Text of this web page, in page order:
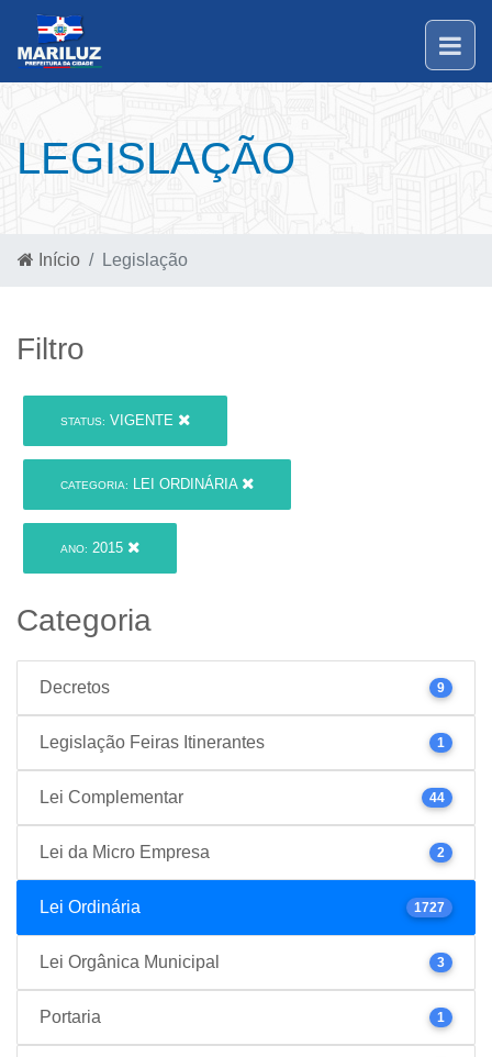
LEGISLAÇÃO
Início Legislação
Filtro
STATUS: VIGENTE
CATEGORIA: LEI ORDINÁRIA
ANO: 2015
Categoria
Decretos 9
Legislação Feiras Itinerantes 1
Lei Complementar 44
Lei da Micro Empresa 2
Lei Ordinária 1727
Lei Orgânica Municipal 3
Portaria 1